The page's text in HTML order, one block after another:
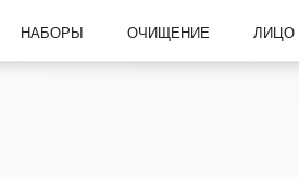
НАБОРЫ ОЧИЩЕНИЕ ЛИЦО